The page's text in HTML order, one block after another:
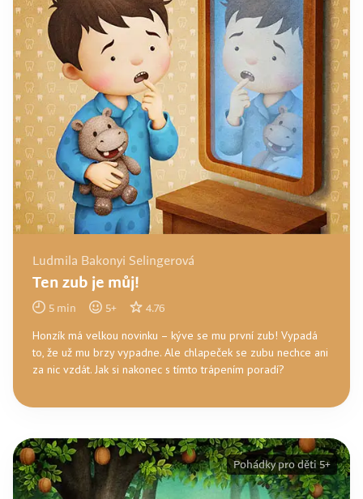
Ludmila Bakonyi Selingerová
Ten zub je můj!
5 min 5+ 4.76
Honzík má velkou novinku – kýve se mu první zub! Vypadá
to, že už mu brzy vypadne. Ale chlapeček se zubu nechce ani
za nic vzdát. Jak si nakonec s tímto trápením poradí?
Pohádky pro děti 5+